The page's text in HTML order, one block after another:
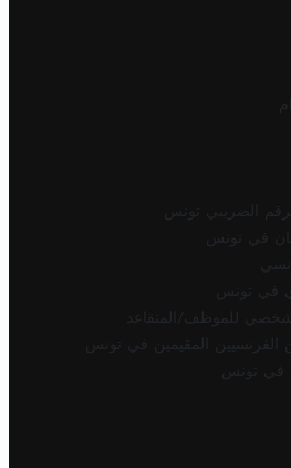
الضريبي تونس
في تونس
في تونس
للموظف/المتقاعد
الفرنسيين المقيمين في تونس
في تونس